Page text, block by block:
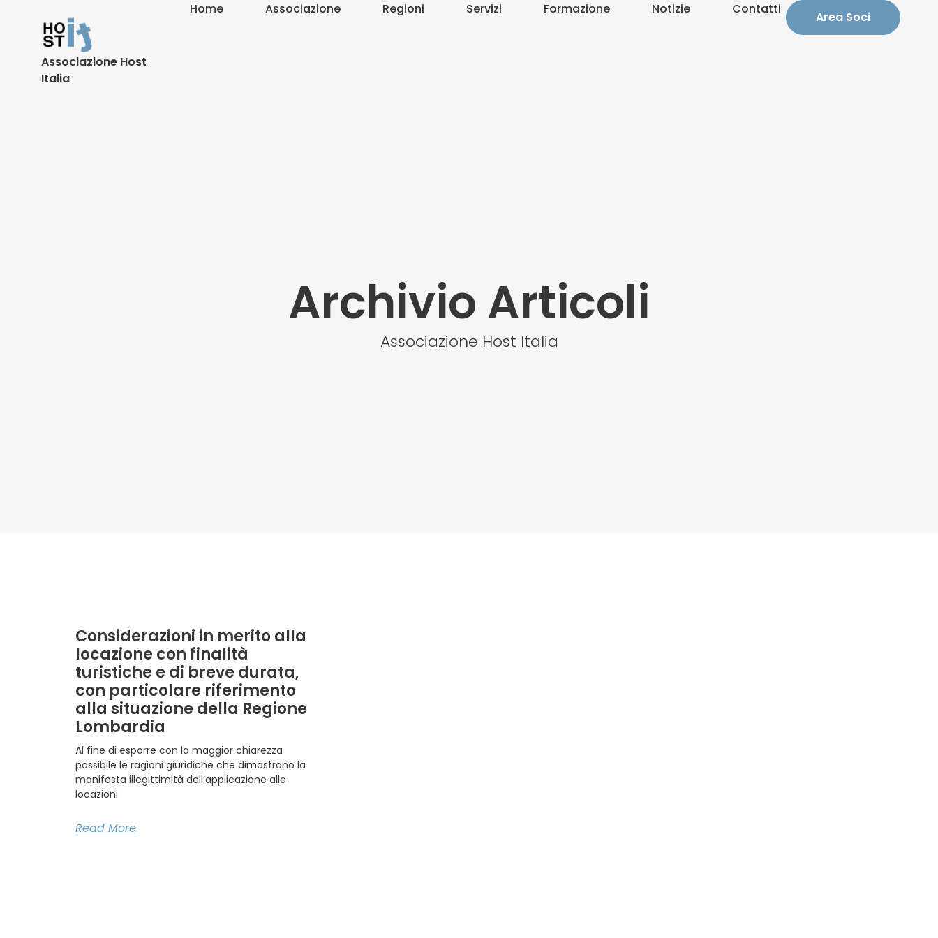
Associazione Host
Italia
Home Associazione Regioni Servizi Formazione Notizie Contatti
Area Soci
Archivio Articoli
Associazione Host Italia
Considerazioni in merito alla
locazione con finalità
turistiche e di breve durata,
con particolare riferimento
alla situazione della Regione
Lombardia
Al fine di esporre con la maggior chiarezza
possibile le ragioni giuridiche che dimostrano la
manifesta illegittimità dell’applicazione alle
locazioni
Read More